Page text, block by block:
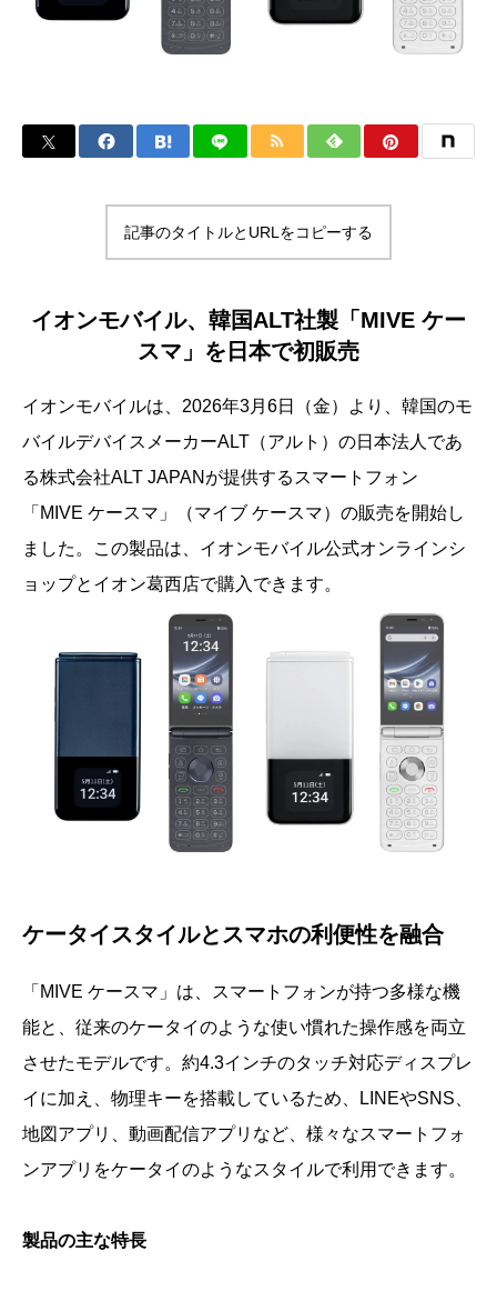
記事のタイトルとURLをコピーする
イオンモバイル、韓国ALT社製「MIVE ケー
スマ」を日本で初販売
イオンモバイルは、2026年3月6日（金）より、韓国のモ
バイルデバイスメーカーALT（アルト）の日本法人であ
る株式会社ALT JAPANが提供するスマートフォン
「MIVE ケースマ」（マイブ ケースマ）の販売を開始し
ました。この製品は、イオンモバイル公式オンラインシ
ョップとイオン葛西店で購入できます。
ケータイスタイルとスマホの利便性を融合
「MIVE ケースマ」は、スマートフォンが持つ多様な機
能と、従来のケータイのような使い慣れた操作感を両立
させたモデルです。約4.3インチのタッチ対応ディスプレ
イに加え、物理キーを搭載しているため、LINEやSNS、
地図アプリ、動画配信アプリなど、様々なスマートフォ
ンアプリをケータイのようなスタイルで利用できます。
製品の主な特長